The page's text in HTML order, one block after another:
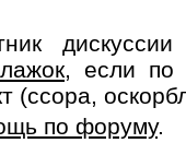
, если по
(ссора,
по форуму.